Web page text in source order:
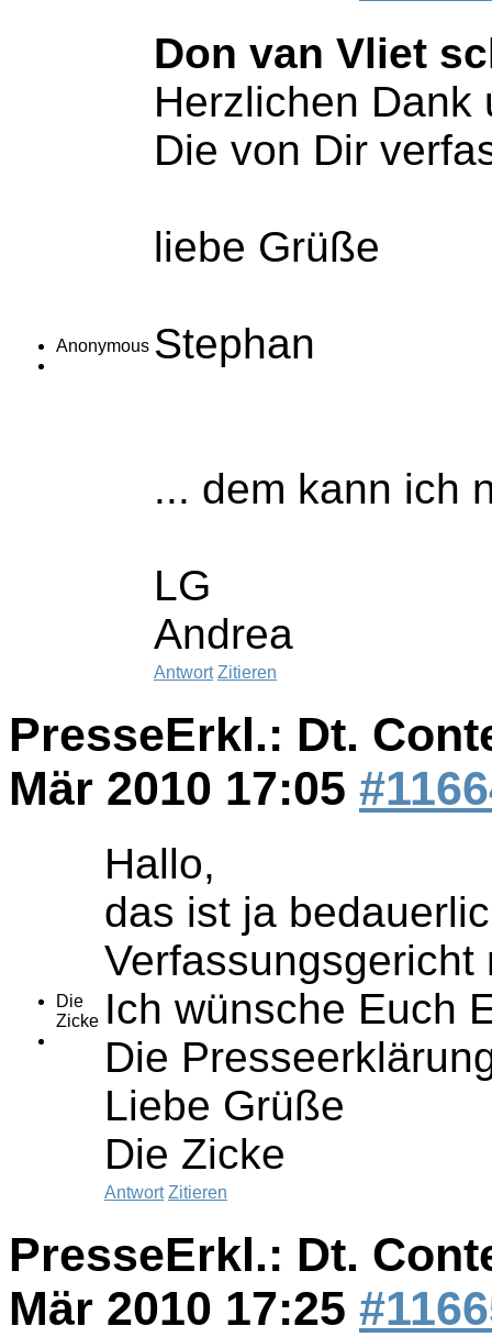
Anonymous
Don van Vliet
Herzlichen Dank
Die von Dir
liebe Grüße
Stephan
... dem kann ich
LG
Andrea
Antwort Zitieren
PresseErkl.: Dt.
Mär 2010 17:05
Die
Zicke
Hallo,
das ist ja
Verfassungsgericht
Ich wünsche Euch
Die
Liebe Grüße
Die Zicke
Antwort Zitieren
PresseErkl.: Dt.
Mär 2010 17:25